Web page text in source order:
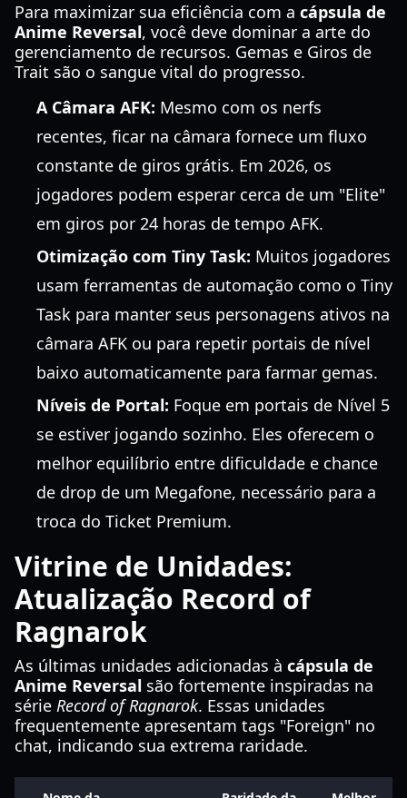
Para maximizar sua eficiência com a cápsula de
Anime Reversal, você deve dominar a arte do
gerenciamento de recursos. Gemas e Giros de
Trait são o sangue vital do progresso.
A Câmara AFK: Mesmo com os nerfs
recentes, ficar na câmara fornece um fluxo
constante de giros grátis. Em 2026, os
jogadores podem esperar cerca de um "Elite"
em giros por 24 horas de tempo AFK.
Otimização com Tiny Task: Muitos jogadores
usam ferramentas de automação como o Tiny
Task para manter seus personagens ativos na
câmara AFK ou para repetir portais de nível
baixo automaticamente para farmar gemas.
Níveis de Portal: Foque em portais de Nível 5
se estiver jogando sozinho. Eles oferecem o
melhor equilíbrio entre dificuldade e chance
de drop de um Megafone, necessário para a
troca do Ticket Premium.
Vitrine de Unidades:
Atualização Record of
Ragnarok
As últimas unidades adicionadas à cápsula de
Anime Reversal são fortemente inspiradas na
série Record of Ragnarok. Essas unidades
frequentemente apresentam tags "Foreign" no
chat, indicando sua extrema raridade.